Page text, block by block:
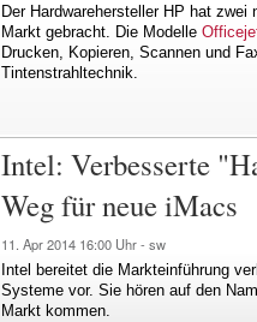
Der Hardwarehersteller HP hat
Markt gebracht. Die Modelle
Drucken, Kopieren, Scannen und
Tintenstrahltechnik.
Intel: Verbesserte
Weg für neue iMacs
11. Apr 2014 16:00 Uhr - sw
Intel bereitet die Markteinführung
Systeme vor. Sie hören auf den
Markt kommen.